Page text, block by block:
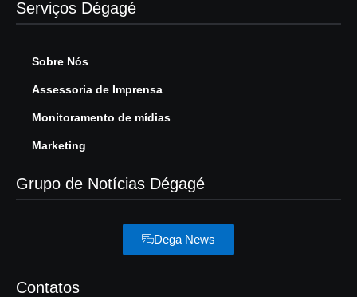
Serviços Dégagé
Sobre Nós
Assessoria de Imprensa
Monitoramento de mídias
Marketing
Grupo de Notícias Dégagé
Dega News
Contatos